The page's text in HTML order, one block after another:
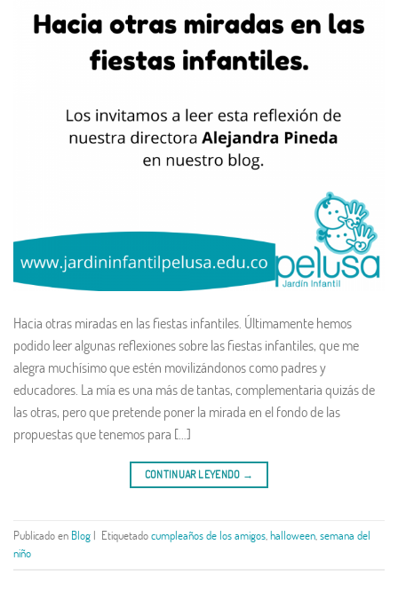
Hacia otras miradas en las fiestas infantiles. Últimamente hemos
podido leer algunas reflexiones sobre las fiestas infantiles, que me
alegra muchísimo que estén movilizándonos como padres y
educadores. La mía es una más de tantas, complementaria quizás de
las otras, pero que pretende poner la mirada en el fondo de las
propuestas que tenemos para […]
CONTINUAR LEYENDO →
Publicado en Blog | Etiquetadocumpleaños de los amigos halloween semana del
niño